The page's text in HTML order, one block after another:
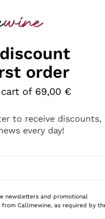
alternative che
order
of 69,00 €
to receive discounts,
every day!
newsletters and promotional
from Callmewine, as required by